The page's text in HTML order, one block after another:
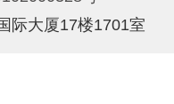
际大厦17楼1701室